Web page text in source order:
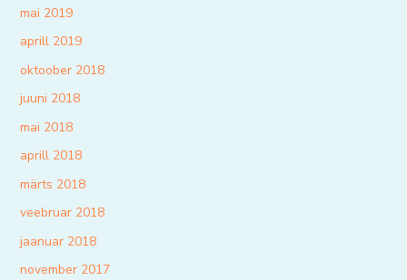
mai 2019
aprill 2019
oktoober 2018
juuni 2018
mai 2018
aprill 2018
märts 2018
veebruar 2018
jaanuar 2018
november 2017